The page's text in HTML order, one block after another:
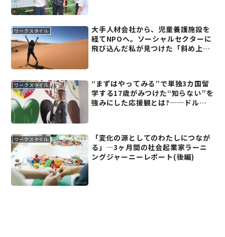
ワークスタイル
大手人材会社から、児童養護施設を
経てNPOへ。ソーシャルセクターに
飛び込んだ私が見つけた「斜め上の
ワークスタイル
“まずはやってみる”で単独3カ国留
学する17歳がみつけた“知らない”を
強みにした応援観とは?──ドルト
ワークスタイル
「変化の源としてのわたしにつなが
る」―3ヶ月間の社会起業家ラーニ
ングジャーニーレポート(後編)